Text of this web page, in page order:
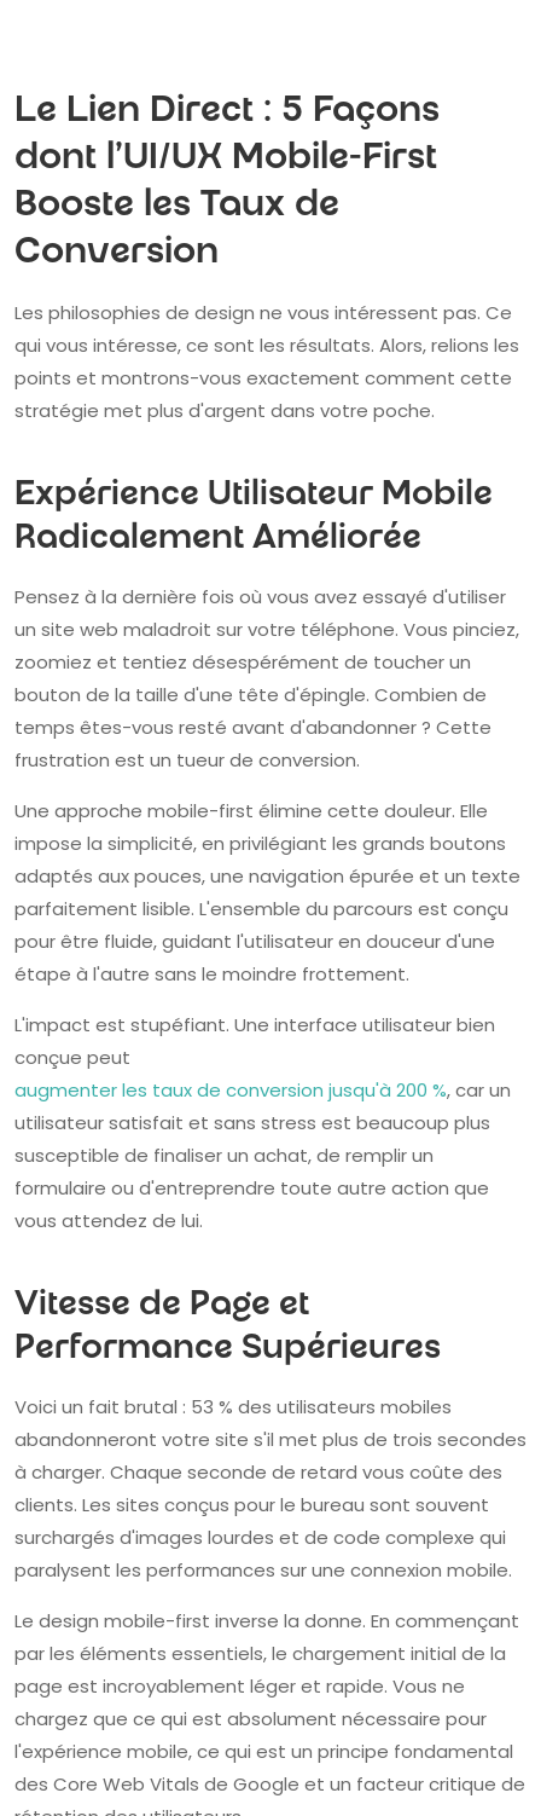
Le Lien Direct : 5 Façons
dont l'UI/UX Mobile-First
Booste les Taux de
Conversion
Les philosophies de design ne vous intéressent pas. Ce
qui vous intéresse, ce sont les résultats. Alors, relions les
points et montrons-vous exactement comment cette
stratégie met plus d'argent dans votre poche.
Expérience Utilisateur Mobile
Radicalement Améliorée
Pensez à la dernière fois où vous avez essayé d'utiliser
un site web maladroit sur votre téléphone. Vous pinciez,
zoomiez et tentiez désespérément de toucher un
bouton de la taille d'une tête d'épingle. Combien de
temps êtes-vous resté avant d'abandonner ? Cette
frustration est un tueur de conversion.
Une approche mobile-first élimine cette douleur. Elle
impose la simplicité, en privilégiant les grands boutons
adaptés aux pouces, une navigation épurée et un texte
parfaitement lisible. L'ensemble du parcours est conçu
pour être fluide, guidant l'utilisateur en douceur d'une
étape à l'autre sans le moindre frottement.
L'impact est stupéfiant. Une interface utilisateur bien
conçue peut
augmenter les taux de conversion jusqu'à 200 %, car un
utilisateur satisfait et sans stress est beaucoup plus
susceptible de finaliser un achat, de remplir un
formulaire ou d'entreprendre toute autre action que
vous attendez de lui.
Vitesse de Page et
Performance Supérieures
Voici un fait brutal : 53 % des utilisateurs mobiles
abandonneront votre site s'il met plus de trois secondes
à charger. Chaque seconde de retard vous coûte des
clients. Les sites conçus pour le bureau sont souvent
surchargés d'images lourdes et de code complexe qui
paralysent les performances sur une connexion mobile.
Le design mobile-first inverse la donne. En commençant
par les éléments essentiels, le chargement initial de la
page est incroyablement léger et rapide. Vous ne
chargez que ce qui est absolument nécessaire pour
l'expérience mobile, ce qui est un principe fondamental
des Core Web Vitals de Google et un facteur critique de